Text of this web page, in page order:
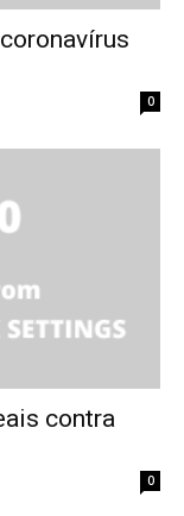
0
contra
0